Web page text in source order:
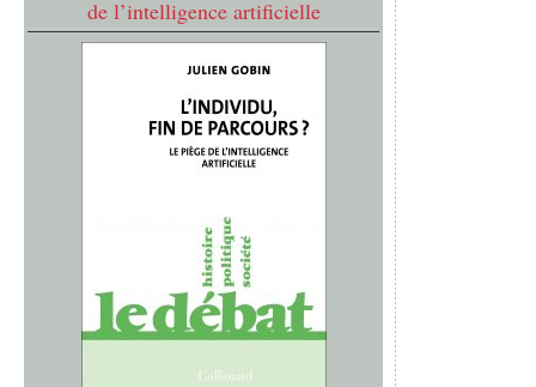
de l’intelligence artificielle